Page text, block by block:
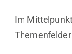
Im
Themenfelder: